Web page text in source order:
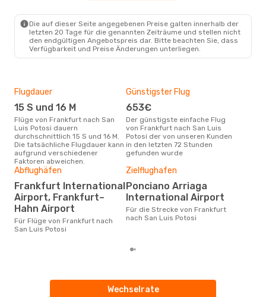
Mo., 7. Sept. - Sa., 12. Sept.
Aeromexico
2 Zwischenstopps
FRA- SLP
Aeromexico
Die auf dieser Seite angegebenen Preise galten innerhalb der
letzten 20 Tage für die genannten Zeiträume und stellen nicht
den endgültigen Angebotspreis dar. Bitte beachten Sie, dass
Verfügbarkeit und Preise Änderungen unterliegen.
Flugdauer
15 S und 16 M
Flüge von Frankfurt nach San
Luis Potosi dauern
durchschnittlich 15 S und 16 M.
Die tatsächliche Flugdauer kann
aufgrund verschiedener
Faktoren abweichen.
Günstigster Flug
653€
Der günstigste einfache Flug
von Frankfurt nach San Luis
Potosi der von unseren Kunden
in den letzten 72 Stunden
gefunden wurde
Abflughäfen
Frankfurt International
Airport, Frankfurt–
Hahn Airport
Für Flüge von Frankfurt nach
San Luis Potosi
Zielflughafen
Ponciano Arriaga
International Airport
Für die Strecke von Frankfurt
nach San Luis Potosi
Wechselrate